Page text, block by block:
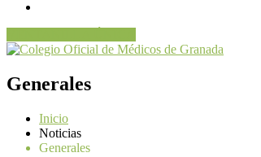
Generales
Inicio
Noticias
Generales